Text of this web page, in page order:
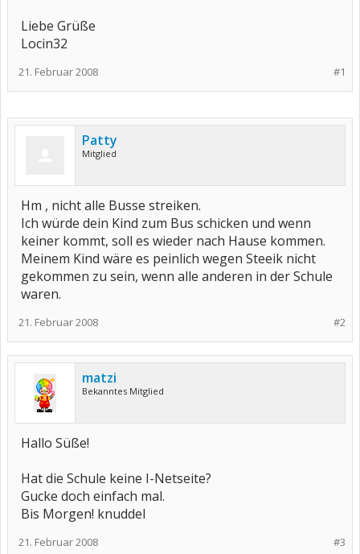
Liebe Grüße
Locin32
#1
21. Februar 2008
Patty
Mitglied
Hm , nicht alle Busse streiken.
Ich würde dein Kind zum Bus schicken und wenn
keiner kommt, soll es wieder nach Hause kommen.
Meinem Kind wäre es peinlich wegen Steeik nicht
gekommen zu sein, wenn alle anderen in der Schule
waren.
#2
21. Februar 2008
matzi
Bekanntes Mitglied
Hallo Süße!
Hat die Schule keine I-Netseite?
Gucke doch einfach mal.
Bis Morgen! knuddel
#3
21. Februar 2008